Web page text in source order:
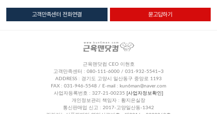
고객만족센터 전화연결 묻고답하기
근육맨닷컴 CEO 이현호
고객만족센터 : 080-111-6000 / 031-932-5541~3
ADDRESS : 경기도 고양시 일산동구 중앙로 1193
FAX : 031-946-5548 / E-mail : kun6man@naver.com
사업자등록번호 : 327-21-00235 [사업자정보확인]
개인정보관리 책임자 : 황지은실장
통신판매업 신고 : 2017-고양일산동-1342